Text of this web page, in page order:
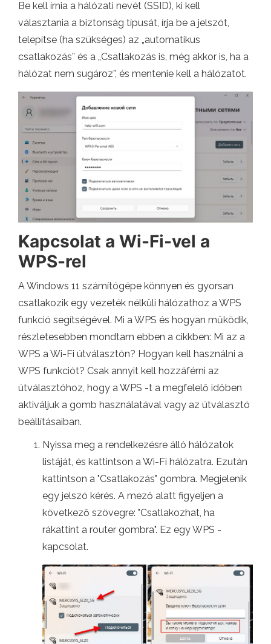
Be kell írnia a hálózati nevét (SSID), ki kell
választania a biztonság típusát, írja be a jelszót,
telepítse (ha szükséges) az „automatikus
csatlakozás” és a „Csatlakozás is, még akkor is, ha a
hálózat nem sugároz”, és mentenie kell a hálózatot.
Kapcsolat a Wi-Fi-vel a
WPS-rel
A Windows 11 számítógépe könnyen és gyorsan
csatlakozik egy vezeték nélküli hálózathoz a WPS
funkció segítségével. Mi a WPS és hogyan működik,
részletesebben mondtam ebben a cikkben: Mi az a
WPS a Wi-Fi útválasztón? Hogyan kell használni a
WPS funkciót? Csak annyit kell hozzáférni az
útválasztóhoz, hogy a WPS -t a megfelelő időben
aktiváljuk a gomb használatával vagy az útválasztó
beállításaiban.
Nyissa meg a rendelkezésre álló hálózatok
listáját, és kattintson a Wi-Fi hálózatra. Ezután
kattintson a "Csatlakozás" gombra. Megjelenik
egy jelszó kérés. A mező alatt figyeljen a
következő szövegre: "Csatlakozhat, ha
rákattint a router gombra". Ez egy WPS -
kapcsolat.